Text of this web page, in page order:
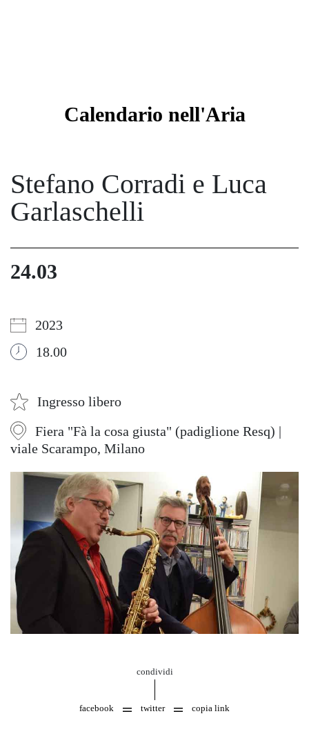
Calendario nell'Aria
Stefano Corradi e Luca
Garlaschelli
24.03
2023
18.00
Ingresso libero
Fiera "Fà la cosa giusta" (padiglione Resq) |
viale Scarampo, Milano
condividi
facebook twitter copia link